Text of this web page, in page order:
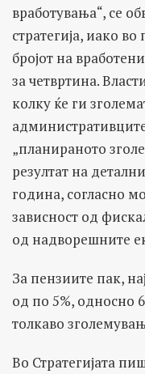
вработувања“, се
стратегија, иако
бројот на
за четвртина.
колку ќе ги
„планираното
резултат на
година, согласно
зависност од
од надворешните
За пензиите пак,
од по 5%, односно
толкаво
Во Стратегијата